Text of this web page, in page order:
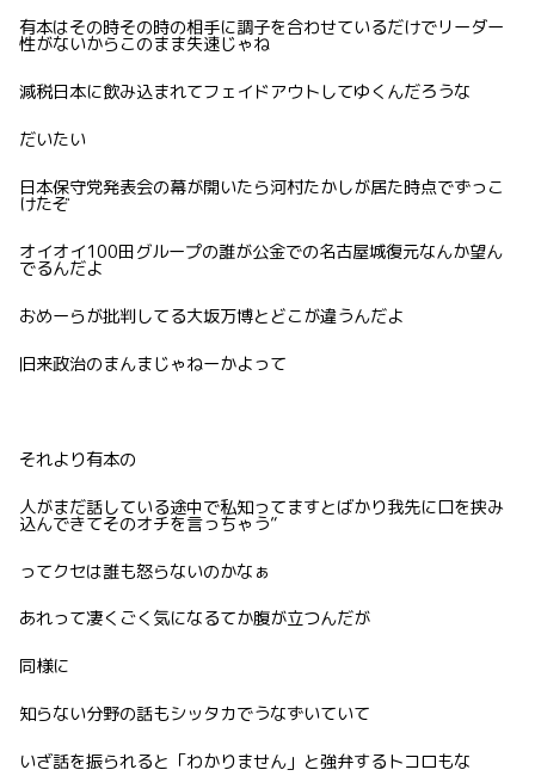
有本はその時その時の相手に調子を合わせているだけでリーダー
性がないからこのまま失速じゃね
減税日本に飲み込まれてフェイドアウトしてゆくんだろうな
だいたい
日本保守党発表会の幕が開いたら河村たかしが居た時点でずっこ
けたぞ
オイオイ100田グループの誰が公金での名古屋城復元なんか望ん
でるんだよ
おめーらが批判してる大坂万博とどこが違うんだよ
旧来政治のまんまじゃねーかよって
それより有本の
人がまだ話している途中で私知ってますとばかり我先に口を挟み
込んできてそのオチを言っちゃう”
ってクセは誰も怒らないのかなぁ
あれって凄くごく気になるてか腹が立つんだが
同様に
知らない分野の話もシッタカでうなずいていて
いざ話を振られると「わかりません」と強弁するトコロもな